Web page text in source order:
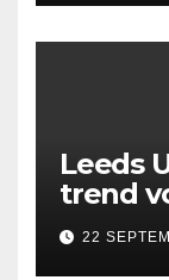
Leeds
trend
22